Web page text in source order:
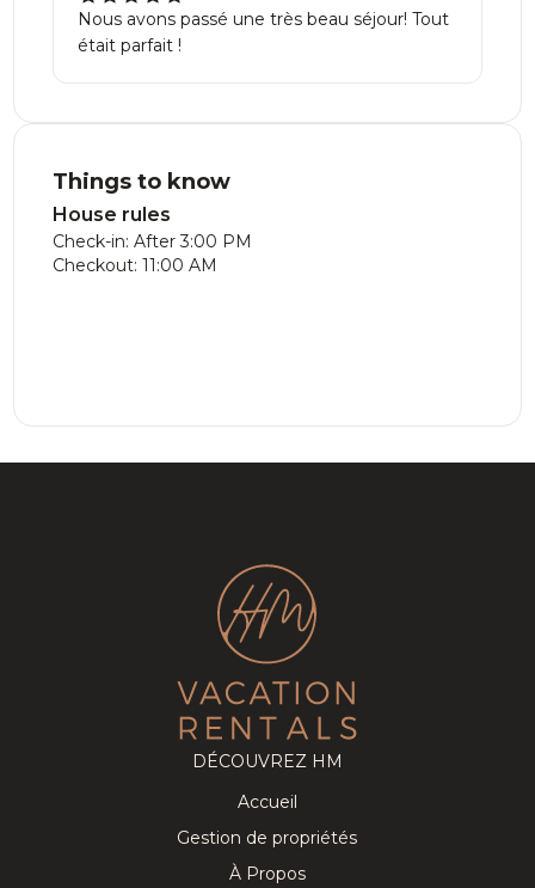
Nous avons passé une très beau séjour! Tout
était parfait !
Things to know
House rules
Check-in: After 3:00 PM
Checkout: 11:00 AM
DÉCOUVREZ HM
Accueil
Gestion de propriétés
À Propos